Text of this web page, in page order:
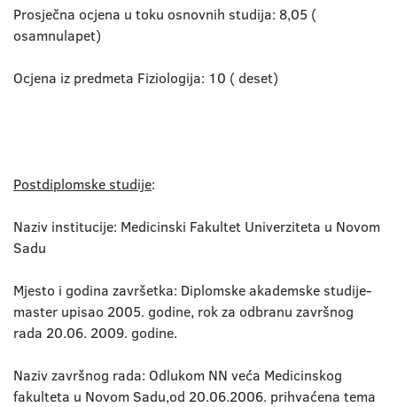
Prosječna ocjena u toku osnovnih studija: 8,05 (
osamnulapet)
Ocjena iz predmeta Fiziologija: 10 ( deset)
Postdiplomske studije:
Naziv institucije: Medicinski Fakultet Univerziteta u Novom
Sadu
Mjesto i godina završetka: Diplomske akademske studije-
master upisao 2005. godine, rok za odbranu završnog
rada 20.06. 2009. godine.
Naziv završnog rada: Odlukom NN veća Medicinskog
fakulteta u Novom Sadu,od 20.06.2006. prihvaćena tema